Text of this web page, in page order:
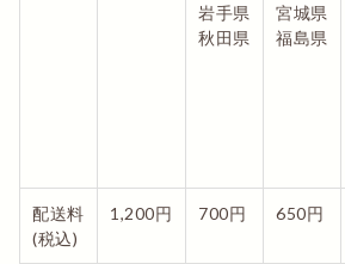
岩手県
秋田県
宮城県
福島県
配送料
(税込)
1,200円 700円 650円